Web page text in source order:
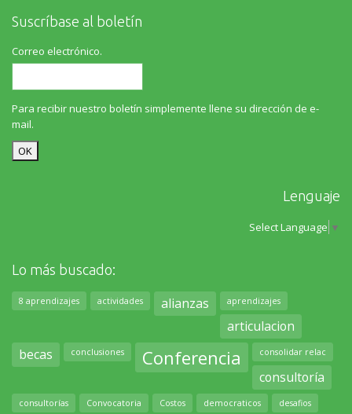
Suscríbase al boletín
Correo electrónico.
Para recibir nuestro boletín simplemente llene su dirección de e-
mail.
Lenguaje
Select Language ▼
Lo más buscado:
8 aprendizajes actividades alianzas aprendizajes
articulacion
becas
conclusiones Conferencia consolidar relac
consultoría
consultorías Convocatoria Costos democraticos desafios